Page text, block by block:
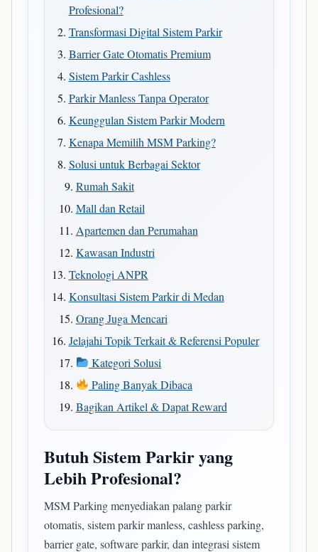
Profesional?
Transformasi Digital Sistem Parkir
Barrier Gate Otomatis Premium
Sistem Parkir Cashless
Parkir Manless Tanpa Operator
Keunggulan Sistem Parkir Modern
Kenapa Memilih MSM Parking?
Solusi untuk Berbagai Sektor
Rumah Sakit
Mall dan Retail
Apartemen dan Perumahan
Kawasan Industri
Teknologi ANPR
Konsultasi Sistem Parkir di Medan
Orang Juga Mencari
Jelajahi Topik Terkait & Referensi Populer
Kategori Solusi
Paling Banyak Dibaca
Bagikan Artikel & Dapat Reward
Butuh Sistem Parkir yang
Lebih Profesional?
MSM Parking menyediakan palang parkir
otomatis, sistem parkir manless, cashless parking,
barrier gate, software parkir, dan integrasi sistem